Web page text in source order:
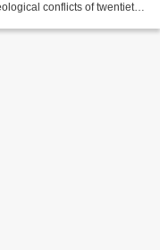
conflicts of twentieth